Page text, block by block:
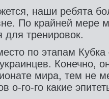
наши ребята
По крайней мере
для тренировок.
по этапам
Конечно,
мира, тем не
о-го-го какие